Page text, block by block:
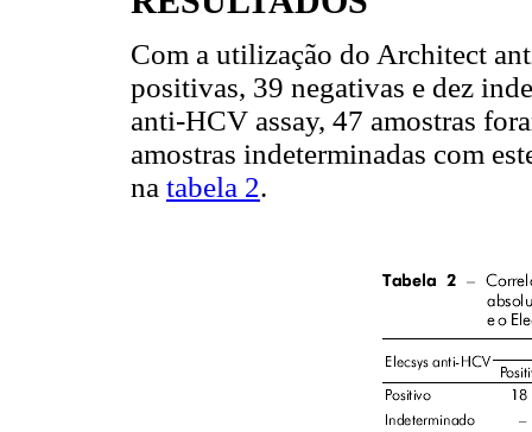
Com a utilização do Architect
positivas, 39 negativas e dez
anti-HCV assay, 47 amostras
amostras indeterminadas com
na tabela 2.